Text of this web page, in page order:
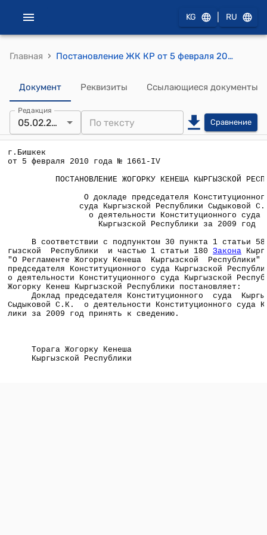
KG RU
Главная › Постановление ЖК КР от 5 февраля 2010 года №1661-IV "О докладе председателя Конституционного суда Кыргызской Республики Сыдыковой С.К. о деятельности Конституционного суда Кыргызской Республики за 2009 год"
Документ Реквизиты Ссылающиеся документы
Редакция
05.02.2010 Сравнение